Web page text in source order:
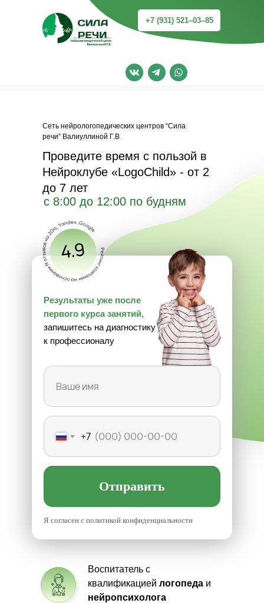
Проведите время с пользой в
Нейроклубе «LogoChild» - от 2
до 7 лет
Сеть нейрологопедических центров “Сила
речи” Валиуллиной Г.В
+7
Отправить
Я согласен с политикой конфиденциальности
Воспитатель с
квалификацией логопеда и
нейропсихолога
Результаты уже после
первого курса занятий,
запишитесь на диагностику
к профессионалу
с 8:00 до 12:00 по будням
+7 (931) 521‒03‒85